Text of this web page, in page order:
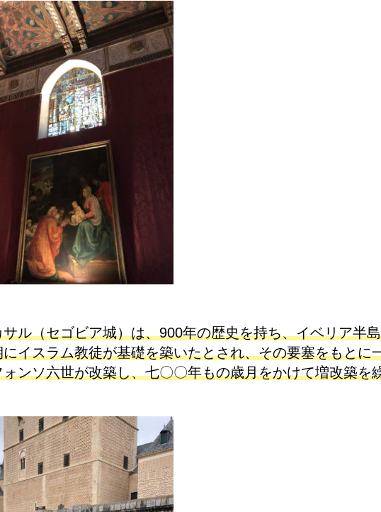
サル（セゴビア城）は、900年の歴史を持ち、イベリア半
にイスラム教徒が基礎を築いたとされ、その要塞をもとに
ォンソ六世が改築し、七〇〇年もの歳月をかけて増改築を